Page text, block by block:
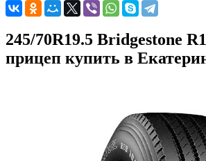
245/70R19.5 Bridgestone
прицеп купить в